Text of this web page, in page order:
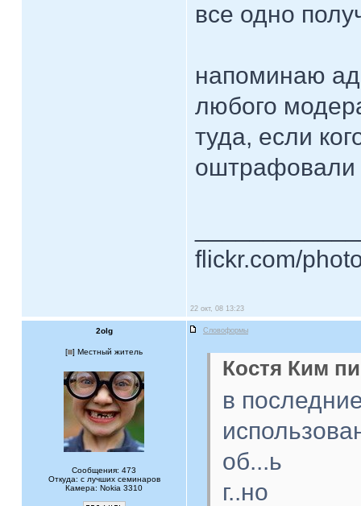
все одно
напоминаю
любого
туда, если
оштрафовали
flickr.com/
22 окт, 08 13:23
2olg Словоформы
[ ] Местный житель
Сообщения: 473
Откуда: с лучших семинаров
Камера: Nokia 3310
Костя Ким
в
об...ь
г..но